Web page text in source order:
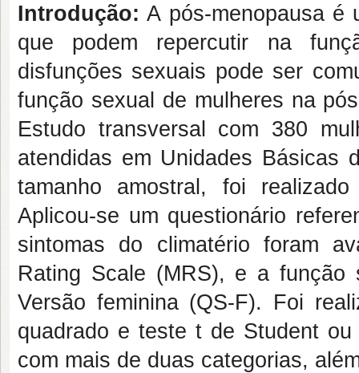
Introdução: A pós-menopausa é
que podem repercutir na
disfunções sexuais pode ser
função sexual de mulheres na
Estudo transversal com 380
atendidas em Unidades Básicas
tamanho amostral, foi
Aplicou-se um questionário
sintomas do climatério foram
Rating Scale (MRS), e a função
Versão feminina (QS-F). Foi
quadrado e teste t de Student
com mais de duas categorias,